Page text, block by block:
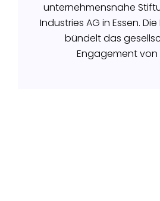
unternehmensnahe
Industries AG in Essen.
bündelt das
Engagement von